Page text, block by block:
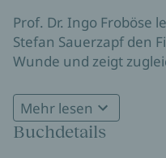
Prof. Dr. Ingo Froböse
Stefan Sauerzapf den
Wunde und zeigt
individuellen Ebene,
führen könnten.
Mehr lesen
Buchdetails